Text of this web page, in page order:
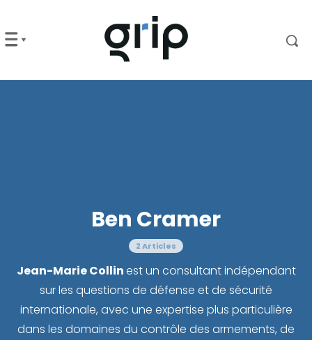
Ben Cramer
2 Articles
Jean-Marie Collinest un consultant indépendant
sur les questions de défense et de sécurité
internationale, avec une expertise plus particulière
dans les domaines du contrôle des armements, de